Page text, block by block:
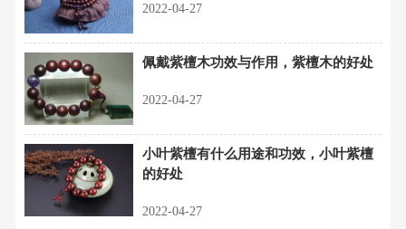
2022-04-27
佩戴紫檀木功效与作用，紫檀木的好处
2022-04-27
小叶紫檀有什么用途和功效，小叶紫檀
的好处
2022-04-27